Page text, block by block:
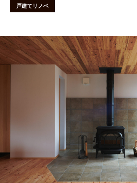
戸建てリノベ